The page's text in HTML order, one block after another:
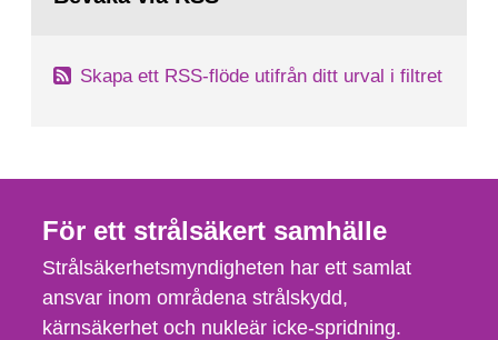
Skapa ett RSS-flöde utifrån ditt urval i filtret
För ett strålsäkert samhälle
Strålsäkerhetsmyndigheten har ett samlat
ansvar inom områdena strålskydd,
kärnsäkerhet och nukleär icke-spridning.